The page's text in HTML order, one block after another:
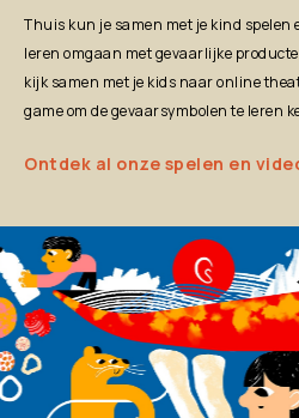
Thuis kun je samen met je kind spelen
leren omgaan met gevaarlijke
kijk samen met je kids naar online
game om de gevaarsymbolen te leren
Ontdek al onze spelen en